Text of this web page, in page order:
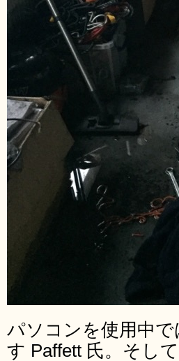
パソコンを使用中
す Paffett 氏。そし